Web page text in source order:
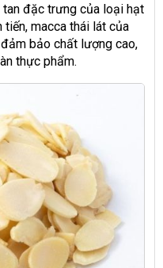
đặc trưng của loại hạt
tiến, macca thái lát của
bảo chất lượng cao,
thực phẩm.